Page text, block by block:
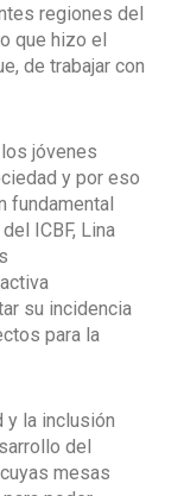
regiones del
que hizo el
de trabajar con
jóvenes
y por eso
fundamental
ICBF, Lina
su incidencia
para la
y la inclusión
del
mesas